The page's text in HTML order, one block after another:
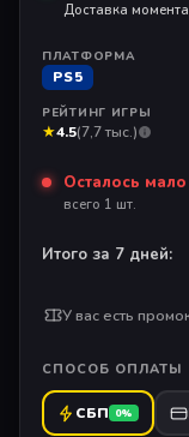
Доставка
ПЛАТФОРМА
PS5
РЕЙТИНГ ИГРЫ
★4.5(7,7 тыс.)
Осталось мало
всего 1 шт.
Итого за 7 дней:
У вас есть
СПОСОБ ОПЛАТЫ
СБП 0%